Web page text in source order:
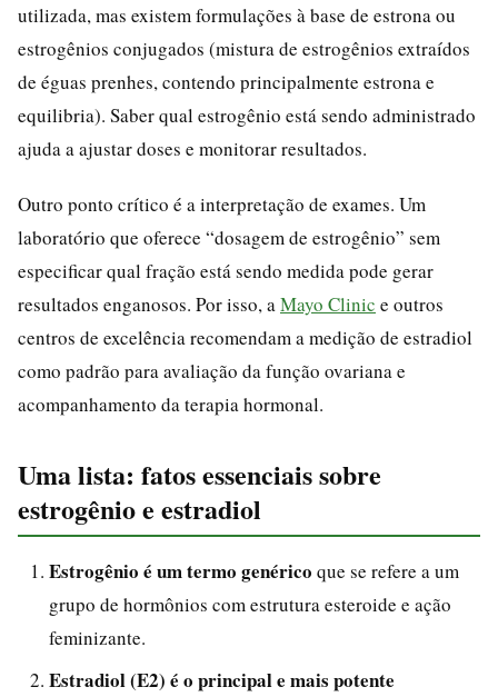
utilizada, mas existem formulações à base de estrona ou
estrogênios conjugados (mistura de estrogênios extraídos
de éguas prenhes, contendo principalmente estrona e
equilibria). Saber qual estrogênio está sendo administrado
ajuda a ajustar doses e monitorar resultados.
Outro ponto crítico é a interpretação de exames. Um
laboratório que oferece “dosagem de estrogênio” sem
especificar qual fração está sendo medida pode gerar
resultados enganosos. Por isso, a Mayo Clinic e outros
centros de excelência recomendam a medição de estradiol
como padrão para avaliação da função ovariana e
acompanhamento da terapia hormonal.
Uma lista: fatos essenciais sobre
estrogênio e estradiol
Estrogênio é um termo genérico que se refere a um
grupo de hormônios com estrutura esteroide e ação
feminizante.
Estradiol (E2) é o principal e mais potente